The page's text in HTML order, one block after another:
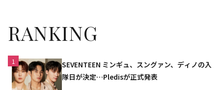
RANKING
1
SEVENTEEN ミンギュ、スングァン、ディノの入
隊日が決定…Pledisが正式発表